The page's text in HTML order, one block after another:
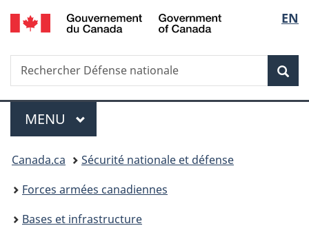
Passer
au
principal
Passer
à
Au
du
Passer
à
version
simplifiée
de
la
EN
Recherche
Rechercher
Défense
Menu
MENU PRINCIPAL
Vous
êtes
ici :
Canada.ca
Sécurité nationale et défense
Forces armées canadiennes
Bases et infrastructure